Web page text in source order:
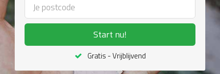
Start nu!
Gratis - Vrijblijvend